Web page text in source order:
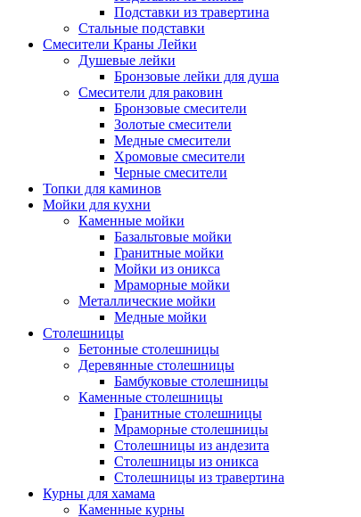
Подставки из травертина
Стальные подставки
Смесители Краны Лейки
Душевые лейки
Бронзовые лейки для душа
Смесители для раковин
Бронзовые смесители
Золотые смесители
Медные смесители
Хромовые смесители
Черные смесители
Топки для каминов
Мойки для кухни
Каменные мойки
Базальтовые мойки
Гранитные мойки
Мойки из оникса
Мраморные мойки
Металлические мойки
Медные мойки
Столешницы
Бетонные столешницы
Деревянные столешницы
Бамбуковые столешницы
Каменные столешницы
Гранитные столешницы
Мраморные столешницы
Столешницы из андезита
Столешницы из оникса
Столешницы из травертина
Курны для хамама
Каменные курны